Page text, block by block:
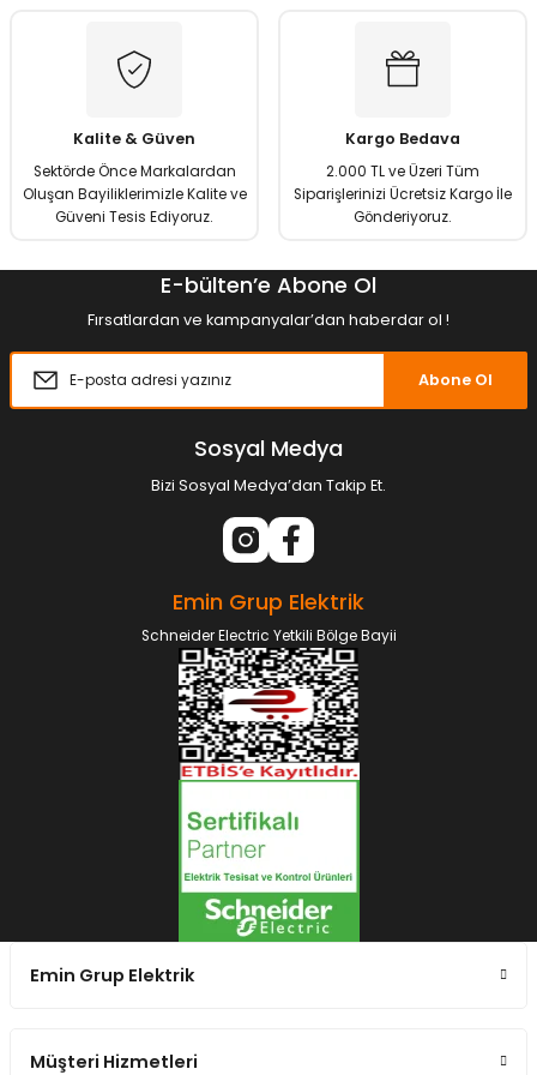
Kalite & Güven
Sektörde Önce Markalardan
Oluşan Bayiliklerimizle Kalite ve
Güveni Tesis Ediyoruz.
Kargo Bedava
2.000 TL ve Üzeri Tüm
Siparişlerinizi Ücretsiz Kargo İle
Gönderiyoruz.
E-bülten’e Abone Ol
Fırsatlardan ve kampanyalar’dan haberdar ol !
Abone Ol
Sosyal Medya
Bizi Sosyal Medya’dan Takip Et.
Emin Grup Elektrik
Schneider Electric Yetkili Bölge Bayii
Emin Grup Elektrik
Müşteri Hizmetleri